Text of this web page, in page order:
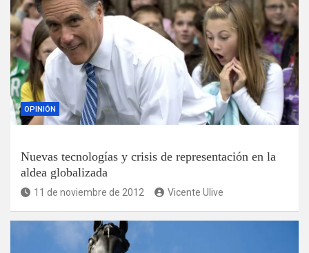
OPINIÓN
Nuevas tecnologías y crisis de representación en la
aldea globalizada
11 de noviembre de 2012 Vicente Ulive